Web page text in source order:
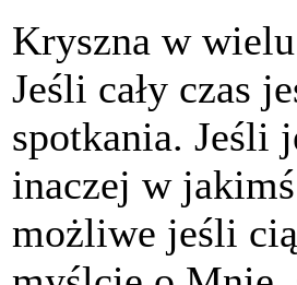
Kryszna w
Jeśli cały czas
spotkania. Jeśli
inaczej w
możliwe jeśli